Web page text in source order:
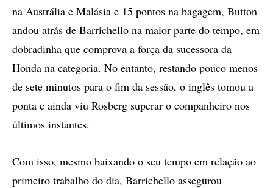
na Austrália e Malásia e 15 pontos na bagagem, Button
andou atrás de Barrichello na maior parte do tempo, em
dobradinha que comprova a força da sucessora da
Honda na categoria. No entanto, restando pouco menos
de sete minutos para o fim da sessão, o inglês tomou a
ponta e ainda viu Rosberg superar o companheiro nos
últimos instantes.
Com isso, mesmo baixando o seu tempo em relação ao
primeiro trabalho do dia, Barrichello assegurou